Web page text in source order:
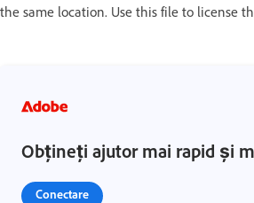
the same location. Use this file to license
Obțineți ajutor mai rapid și
Conectare